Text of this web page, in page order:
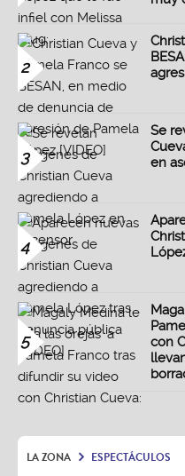
2
3
Se
en
4
5
con
LA ZONA ESPECTÁCULOS